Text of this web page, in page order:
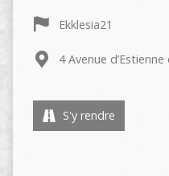
Ekklesia21
4 Avenue
S'y rendre